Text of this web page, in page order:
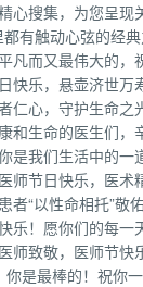
心搜集，为您呈现
有触动心弦的经
凡而又最伟大的，
快乐，悬壶济世万
仁心，守护生命之
和生命的医生们，
是我们生活中的一
师节日快乐，医术
者“以性命相托”敬
乐！愿你们的每一
师致敬，医师节快
是最棒的！祝你